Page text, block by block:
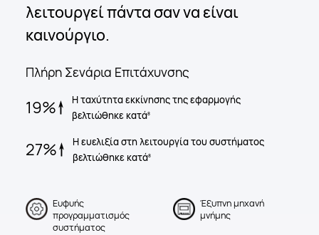
λειτουργεί πάντα σαν να είναι
καινούργιο.
Πλήρη Σενάρια Επιτάχυνσης
19%
Η ταχύτητα εκκίνησης της εφαρμογής
βελτιώθηκε κατά8
27%
Η ευελιξία στη λειτουργία του συστήματος
βελτιώθηκε κατά8
Ευφυής
προγραμματισμός
συστήματος
Έξυπνη μηχανή
μνήμης